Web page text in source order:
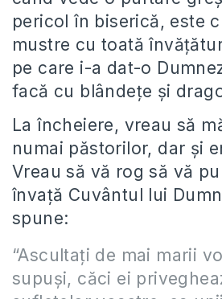
pericol în biserică, este
mustre cu toată
pe care i-a dat-o
facă cu blândețe și
La încheiere, vreau să
numai păstorilor, dar și
Vreau să vă rog să vă
învață Cuvântul lui
spune:
“Ascultați de mai marii
supuși, căci ei